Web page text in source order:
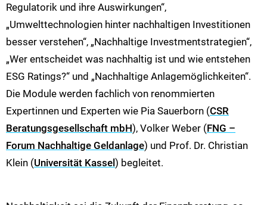
Regulatorik und ihre Auswirkungen“,
„Umwelttechnologien hinter nachhaltigen Investitionen
besser verstehen“, „Nachhaltige Investmentstrategien“,
„Wer entscheidet was nachhaltig ist und wie entstehen
ESG Ratings?“ und „Nachhaltige Anlagemöglichkeiten“.
Die Module werden fachlich von renommierten
Expertinnen und Experten wie Pia Sauerborn (CSR
Beratungsgesellschaft mbH), Volker Weber (FNG –
Forum Nachhaltige Geldanlage) und Prof. Dr. Christian
Klein (Universität Kassel) begleitet.